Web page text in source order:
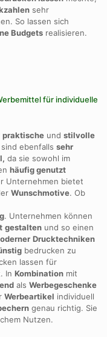
sehr
So lassen sich
Budgets realisieren.
für individuelle
praktische und stilvolle
sind ebenfalls sehr
da sie sowohl im
häufig genutzt
Unternehmen bietet
Wunschmotive. Ob
. Unternehmen können
gestalten und so einen
Drucktechniken
bedrucken zu
lassen für
In Kombination mit
als Werbegeschenke
Werbeartikel individuell
genau richtig. Sie
Nutzen.